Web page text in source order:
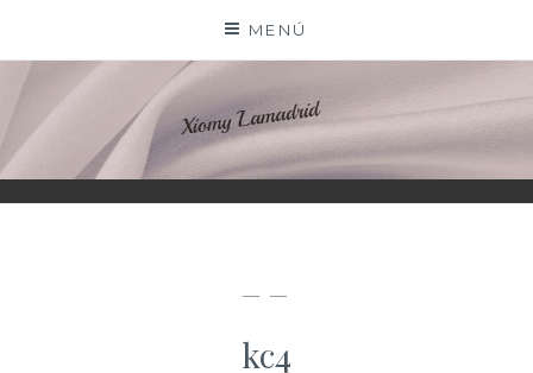
contenido
MENÚ
XIOMY LAMADRID
— —
kc4